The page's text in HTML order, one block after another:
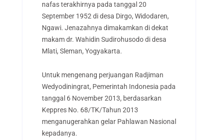
nafas terakhirnya pada tanggal 20
September 1952 di desa Dirgo, Widodaren,
Ngawi. Jenazahnya dimakamkan di dekat
makam dr. Wahidin Sudirohusodo di desa
Mlati, Sleman, Yogyakarta.
Untuk mengenang perjuangan Radjiman
Wedyodiningrat, Pemerintah Indonesia pada
tanggal 6 November 2013, berdasarkan
Keppres No. 68/TK/Tahun 2013
menganugerahkan gelar Pahlawan Nasional
kepadanya.